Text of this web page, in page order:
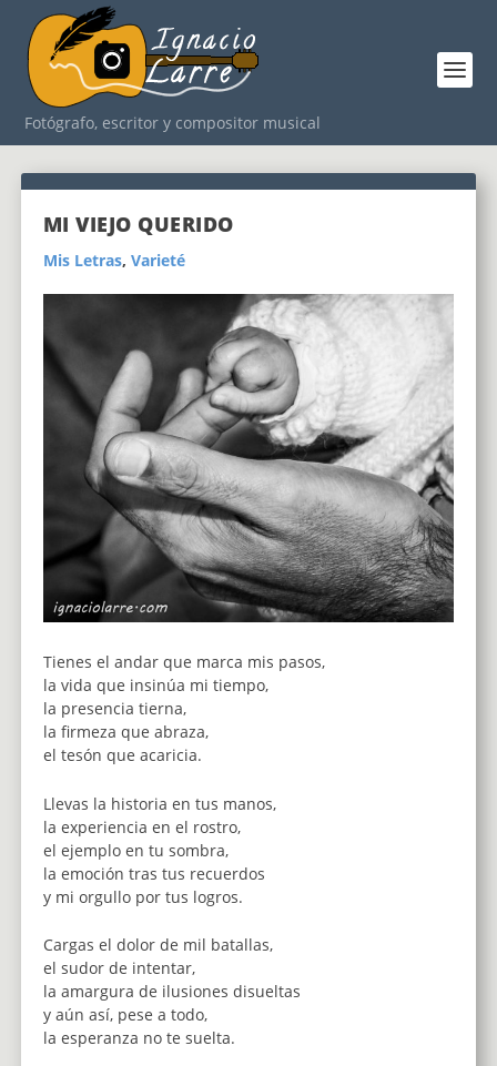
Fotógrafo, escritor y compositor musical
MI VIEJO QUERIDO
Mis Letras, Varieté
Tienes el andar que marca mis pasos,
la vida que insinúa mi tiempo,
la presencia tierna,
la firmeza que abraza,
el tesón que acaricia.
Llevas la historia en tus manos,
la experiencia en el rostro,
el ejemplo en tu sombra,
la emoción tras tus recuerdos
y mi orgullo por tus logros.
Cargas el dolor de mil batallas,
el sudor de intentar,
la amargura de ilusiones disueltas
y aún así, pese a todo,
la esperanza no te suelta.